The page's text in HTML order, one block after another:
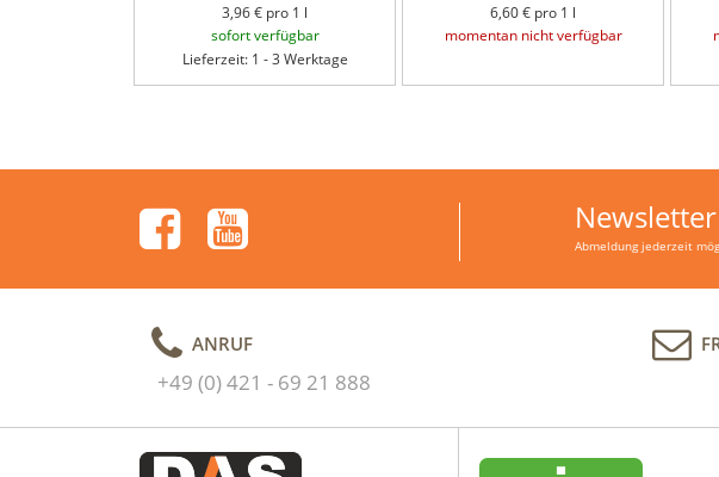
3,96 € pro 1 l
sofort verfügbar
Lieferzeit: 1 - 3 Werktage
6,60 € pro 1 l
momentan nicht verfügbar
Abmeldung jederzeit
ANRUF
+49 (0) 421 - 69 21 888